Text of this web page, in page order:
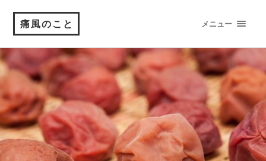
痛風のこと メニュー